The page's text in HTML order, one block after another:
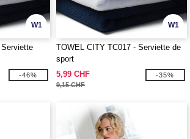
W1
-46%
W1
TOWEL CITY TC017 - Serviette de
sport
5,99 CHF
9,15 CHF
-35%